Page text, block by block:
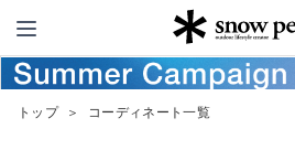
Snow Peak
トップ ＞ コーディネート一覧